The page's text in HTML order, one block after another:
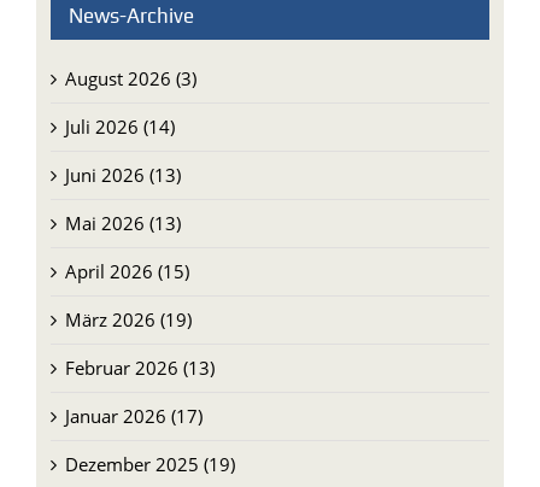
News-Archive
August 2026 (3)
Juli 2026 (14)
Juni 2026 (13)
Mai 2026 (13)
April 2026 (15)
März 2026 (19)
Februar 2026 (13)
Januar 2026 (17)
Dezember 2025 (19)